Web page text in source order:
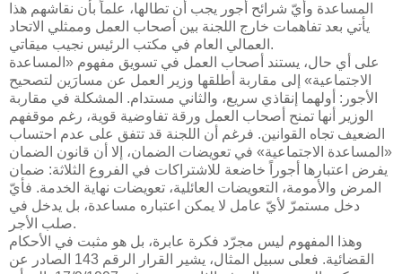
المساعدة وأيّ شرائح أجور يجب أن تطالها، علماً بأن نقاشهم هذا
يأتي بعد تفاهمات خارج اللجنة بين أصحاب العمل وممثلي الاتحاد
العمالي العام في مكتب الرئيس نجيب ميقاتي.
على أي حال، يستند أصحاب العمل في تسويق مفهوم «المساعدة
الاجتماعية» إلى مقاربة أطلقها وزير العمل عن مسارَين لتصحيح
الأجور: أولهما إنقاذي سريع، والثاني مستدام. المشكلة في مقاربة
الوزير أنها تمنح أصحاب العمل ورقة تفاوضية قوية، رغم موقفهم
الضعيف تجاه القوانين. فرغم أن اللجنة قد تتفق على عدم احتساب
«المساعدة الاجتماعية» في تعويضات الضمان، إلا أن قانون الضمان
يفرض اعتبارها أجوراً خاضعة للاشتراكات في الفروع الثلاثة: ضمان
المرض والأمومة، التعويضات العائلية، تعويضات نهاية الخدمة. فأيّ
دخل مستمرّ لأيّ عامل لا يمكن اعتباره مساعدة، بل يدخل في
صلب الأجر.
وهذا المفهوم ليس مجرّد فكرة عابرة، بل هو مثبت في الأحكام
القضائية. فعلى سبيل المثال، يشير القرار الرقم 143 الصادر عن